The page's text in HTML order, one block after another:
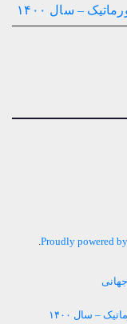
– سال ۱۴۰۰
Proudly powered
– سال ۱۴۰۰